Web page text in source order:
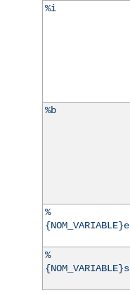
%i
%b
%
{NOM_VARIABLE}e
%
{NOM_VARIABLE}s